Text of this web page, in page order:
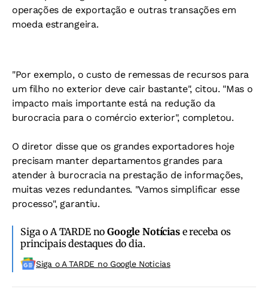
operações de exportação e outras transações em
moeda estrangeira.
"Por exemplo, o custo de remessas de recursos para
um filho no exterior deve cair bastante", citou. "Mas o
impacto mais importante está na redução da
burocracia para o comércio exterior", completou.
O diretor disse que os grandes exportadores hoje
precisam manter departamentos grandes para
atender à burocracia na prestação de informações,
muitas vezes redundantes. "Vamos simplificar esse
processo", garantiu.
Siga o A TARDE noGoogle Notíciase receba os
principais destaques do dia.
Siga o A TARDE no Google Noticias